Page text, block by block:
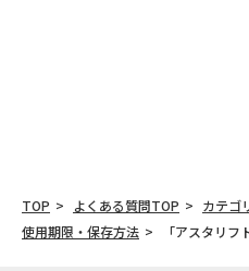
TOP よくある質問TOP カテゴ
使用期限・保存方法
「アスタリフ